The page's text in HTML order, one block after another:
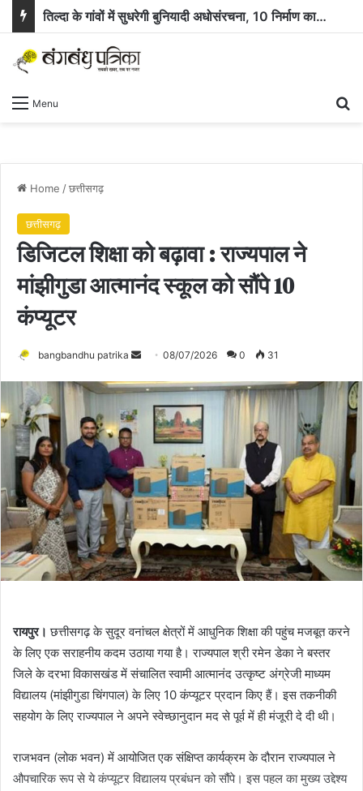
तिल्दा के गांवों में सुधरेगी बुनियादी अधोसंरचना, 10 निर्माण कार्यों के लिए 58.71 लाख रुपये स्वीकृत
Menu
Home /छत्तीसगढ़
छत्तीसगढ़
डिजिटल शिक्षा को बढ़ावा : राज्यपाल ने
मांझीगुडा आत्मानंद स्कूल को सौंपे 10
कंप्यूटर
bangbandhu patrika
Send
email
08/07/2026 0 31
रायपुर।छत्तीसगढ़ के सुदूर वनांचल क्षेत्रों में आधुनिक शिक्षा की पहुंच मजबूत करने
के लिए एक सराहनीय कदम उठाया गया है। राज्यपाल श्री रमेन डेका ने बस्तर
जिले के दरभा विकासखंड में संचालित स्वामी आत्मानंद उत्कृष्ट अंग्रेजी माध्यम
विद्यालय (मांझीगुडा चिंगपाल) के लिए 10 कंप्यूटर प्रदान किए हैं। इस तकनीकी
सहयोग के लिए राज्यपाल ने अपने स्वेच्छानुदान मद से पूर्व में ही मंजूरी दे दी थी।
राजभवन (लोक भवन) में आयोजित एक संक्षिप्त कार्यक्रम के दौरान राज्यपाल ने
औपचारिक रूप से ये कंप्यूटर विद्यालय प्रबंधन को सौंपे। इस पहल का मुख्य उद्देश्य